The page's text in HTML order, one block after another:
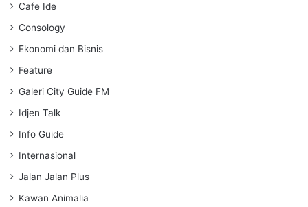
Cafe Ide
Consology
Ekonomi dan Bisnis
Feature
Galeri City Guide FM
Idjen Talk
Info Guide
Internasional
Jalan Jalan Plus
Kawan Animalia